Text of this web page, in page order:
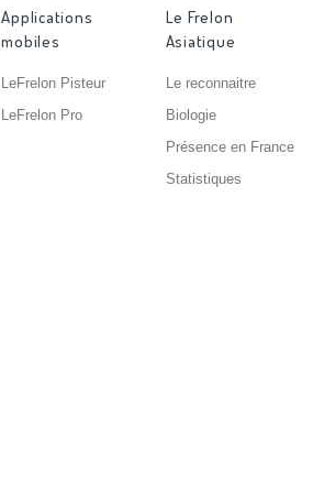
Applications
mobiles
LeFrelon Pisteur
LeFrelon Pro
Le Frelon
Asiatique
Le reconnaitre
Biologie
Présence en France
Statistiques